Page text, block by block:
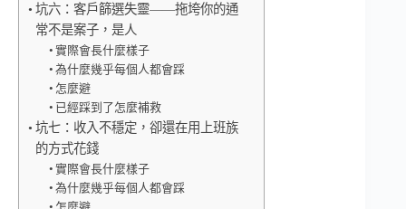
坑六：客戶篩選失靈——拖垮你的通
常不是案子，是人
實際會長什麼樣子
為什麼幾乎每個人都會踩
怎麼避
已經踩到了怎麼補救
坑七：收入不穩定，卻還在用上班族
的方式花錢
實際會長什麼樣子
為什麼幾乎每個人都會踩